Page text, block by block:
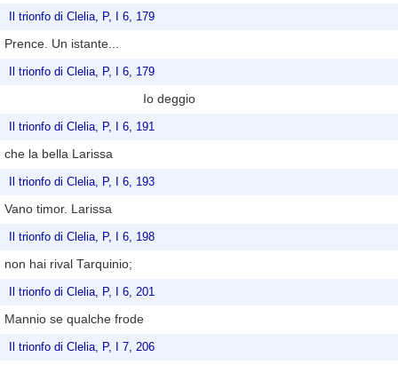
Il trionfo di Clelia, P, I 6, 179
Prence. Un istante...
Il trionfo di Clelia, P, I 6, 179
Io deggio
Il trionfo di Clelia, P, I 6, 191
che la bella Larissa
Il trionfo di Clelia, P, I 6, 193
Vano timor. Larissa
Il trionfo di Clelia, P, I 6, 198
non hai rival Tarquinio;
Il trionfo di Clelia, P, I 6, 201
Mannio se qualche frode
Il trionfo di Clelia, P, I 7, 206